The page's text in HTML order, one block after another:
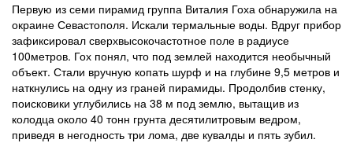
Первую из семи пирамид группа Виталия Гоха обнаружила на
окраине Севастополя. Искали термальные воды. Вдруг прибор
зафиксировал сверхвысокочастотное поле в радиусе
100метров. Гох понял, что под землей находится необычный
объект. Стали вручную копать шурф и на глубине 9,5 метров и
наткнулись на одну из граней пирамиды. Продолбив стенку,
поисковики углубились на 38 м под землю, вытащив из
колодца около 40 тонн грунта десятилитровым ведром,
приведя в негодность три лома, две кувалды и пять зубил.